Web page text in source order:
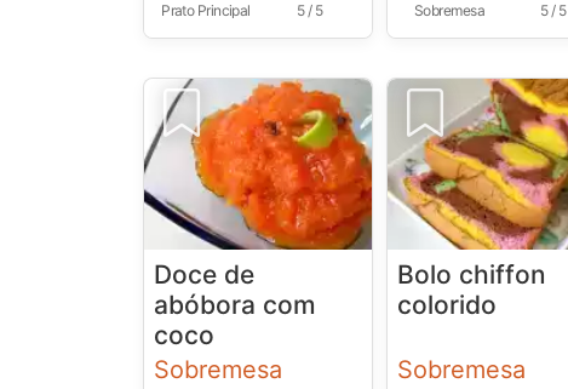
Prato Principal 5 / 5 Sobremesa 5 / 5
Doce de
abóbora com
coco
Sobremesa
Bolo chiffon
colorido
Sobremesa